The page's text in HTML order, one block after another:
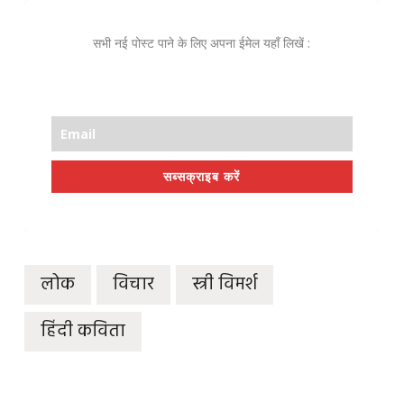
सभी नई पोस्ट पाने के लिए अपना ईमेल यहाँ लिखें :
सब्सक्राइब करें
लोक विचार
स्त्री विमर्श
हिंदी कविता